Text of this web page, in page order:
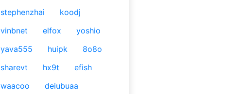
stephenzhai
koodj
vinbnet
elfox
yoshio
yava555
huipk
8o8o
sharevt
hx9t
efish
waacoo
deiubuaa